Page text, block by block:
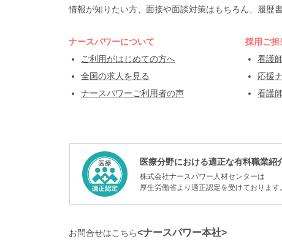
情報が知りたい方、面接や面談対策はもちろん、履歴
ナースパワーについて
ご利用がはじめての方へ
全国の求人を見る
ナースパワーご利用者の声
採用ご担
看護
応援
看護
医療分野における適正な有料職業紹
株式会社ナースパワー人材センターは
厚生労働省より適正認定を受けております。
お問合せはこちら<ナースパワー本社>